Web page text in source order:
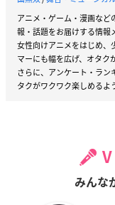
アニメ・ゲーム・漫画な
報・話題をお届けする情報
女性向けアニメをはじめ、
マーにも幅を広げ、オタク
さらに、アンケート・ラン
タクがワクワク楽しめるよ
みんな